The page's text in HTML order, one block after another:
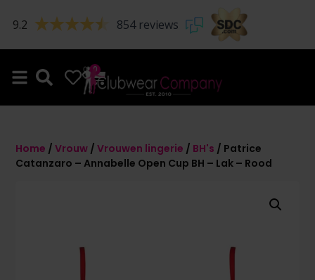
9.2 854 reviews
0 0
Home /Vrouw /Vrouwen lingerie / BH's / Patrice
Catanzaro – Annabelle Open Cup BH – Lak – Rood